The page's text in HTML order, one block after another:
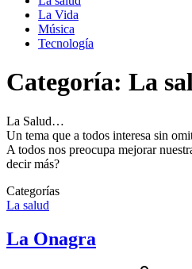
La Vida
Música
Tecnología
Categoría: La
La Salud…
Un tema que a todos interesa sin
A todos nos preocupa mejorar
decir más?
Categorías
La salud
La Onagra